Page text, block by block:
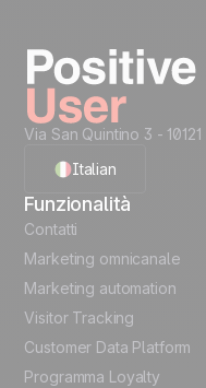
Via San Quintino 3 - 10121
Italian
English
French
Polish
German
Funzionalità
Contatti
Marketing omnicanale
Marketing automation
Visitor Tracking
Customer Data Platform
Programma Loyalty